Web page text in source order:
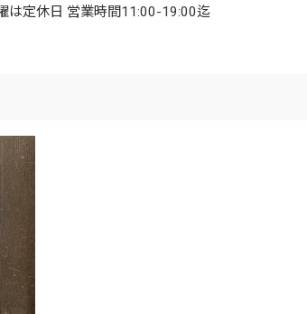
は定休日 営業時間11:00-19:00迄